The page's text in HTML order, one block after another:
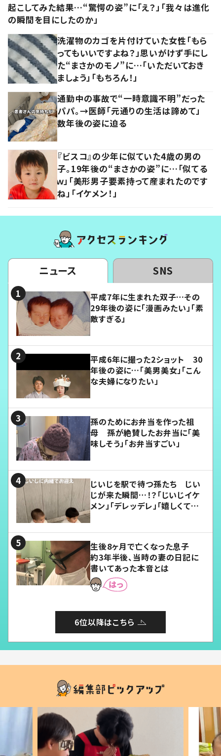
起こしてみた結果…“驚愕の姿”に「え？」「我々は進化
の瞬間を目にしたのか」
洗濯物のカゴを片付けていた女性「もら
ってもいいですよね？」思いがけず手にし
た“まさかのモノ”に…「いただいておき
ましょう」「もちろん！」
通勤中の事故で“一時意識不明”だった
パパ。→医師「元通りの生活は諦めて」
数年後の姿に迫る
『ビスコ』の少年に似ていた4歳の男の
子。19年後の“まさかの姿”に…「似てる
ｗ」「美形男子要素持って産まれたのです
ね」「イケメン！」
ニュース SNS
平成7年に生まれた双子…その
29年後の姿に「漫画みたい」「素
敵すぎる」
平成6年に撮った2ショット 30
年後の姿に…「美男美女」「こん
な夫婦になりたい」
孫のためにお弁当を作った祖
母 孫が絶賛したお弁当に「美
味しそう」「お弁当すごい」
じいじを駅で待つ孫たち じい
じが来た瞬間…！？「じいじイケ
メン」「デレッデレ」「嬉しくて可
生後8ヶ月で亡くなった息子
約3年半後、当時の妻の日記に
書いてあった本音とは
6位以降はこちら